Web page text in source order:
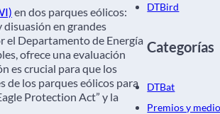
en dos parques eólicos:
en grandes
el Departamento de Energía
ofrece una evaluación
es crucial para que los
de los parques eólicos para
Protection Act” y la
DTBird
Categorías
DTBat
Premios y